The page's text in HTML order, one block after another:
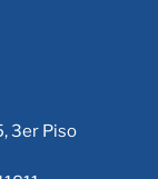
3er Piso